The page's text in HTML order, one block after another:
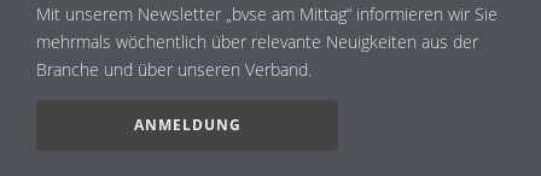
Mit unserem Newsletter „bvse am Mittag“ informieren wir Sie
mehrmals wöchentlich über relevante Neuigkeiten aus der
Branche und über unseren Verband.
ANMELDUNG